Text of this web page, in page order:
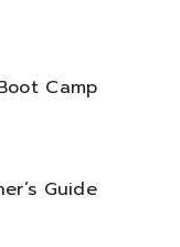
Camp
Guide